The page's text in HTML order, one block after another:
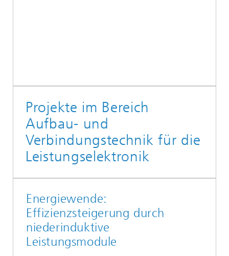
Projekte im Bereich
Aufbau- und
Verbindungstechnik für die
Leistungselektronik
Energiewende:
Effizienzsteigerung durch
niederinduktive
Leistungsmodule